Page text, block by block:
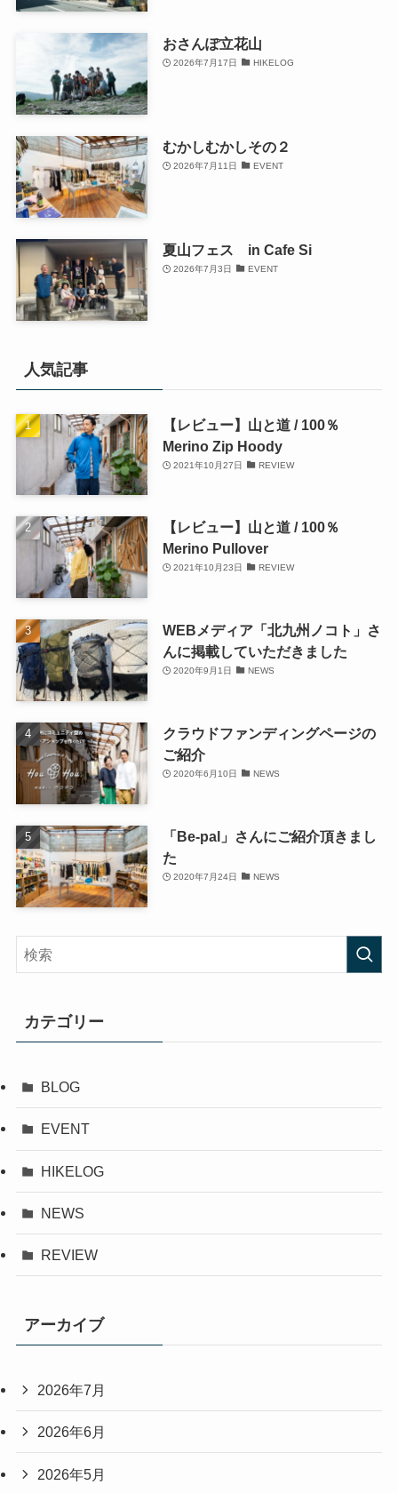
おさんぽ立花山
2026年7月17日 HIKELOG
むかしむかしその２
2026年7月11日 EVENT
夏山フェス in Cafe Si
2026年7月3日 EVENT
人気記事
【レビュー】山と道 / 100％
Merino Zip Hoody
2021年10月27日 REVIEW
【レビュー】山と道 / 100％
Merino Pullover
2021年10月23日 REVIEW
WEBメディア「北九州ノコト」さ
んに掲載していただきました
2020年9月1日 NEWS
クラウドファンディングページの
ご紹介
2020年6月10日 NEWS
「Be-pal」さんにご紹介頂きまし
た
2020年7月24日 NEWS
カテゴリー
BLOG
EVENT
HIKELOG
NEWS
REVIEW
アーカイブ
2026年7月
2026年6月
2026年5月